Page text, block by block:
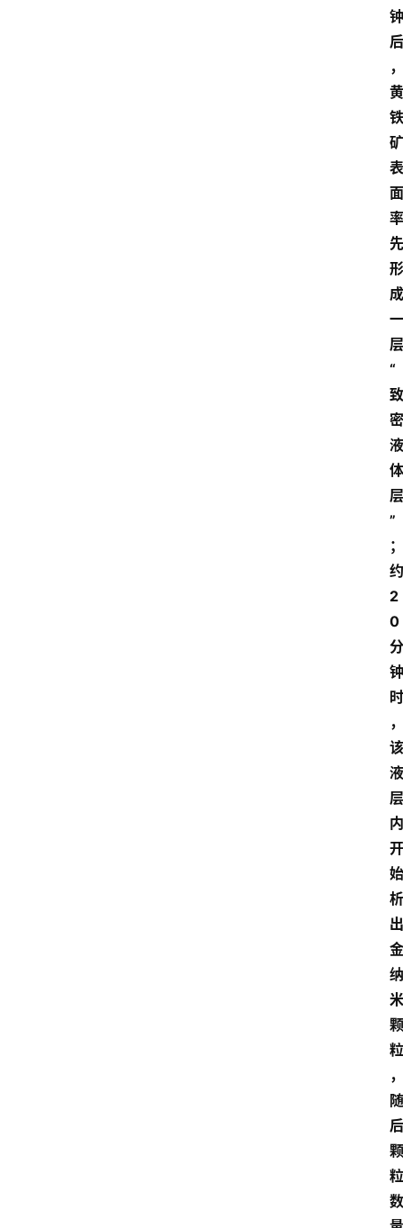
钟
后
，
黄
铁
矿
表
面
率
先
形
成
一
层
“
致
密
液
体
层
”
；
约
2
0
分
钟
时
，
该
液
层
内
开
始
析
出
金
纳
米
颗
粒
，
随
后
颗
粒
数